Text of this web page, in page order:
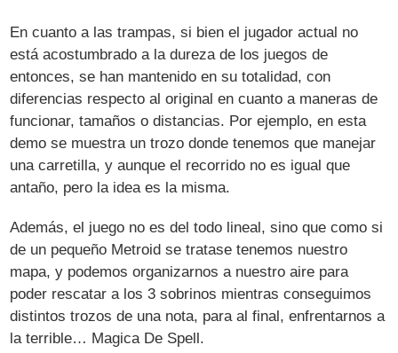
En cuanto a las trampas, si bien el jugador actual no
está acostumbrado a la dureza de los juegos de
entonces, se han mantenido en su totalidad, con
diferencias respecto al original en cuanto a maneras de
funcionar, tamaños o distancias. Por ejemplo, en esta
demo se muestra un trozo donde tenemos que manejar
una carretilla, y aunque el recorrido no es igual que
antaño, pero la idea es la misma.
Además, el juego no es del todo lineal, sino que como si
de un pequeño Metroid se tratase tenemos nuestro
mapa, y podemos organizarnos a nuestro aire para
poder rescatar a los 3 sobrinos mientras conseguimos
distintos trozos de una nota, para al final, enfrentarnos a
la terrible… Magica De Spell.